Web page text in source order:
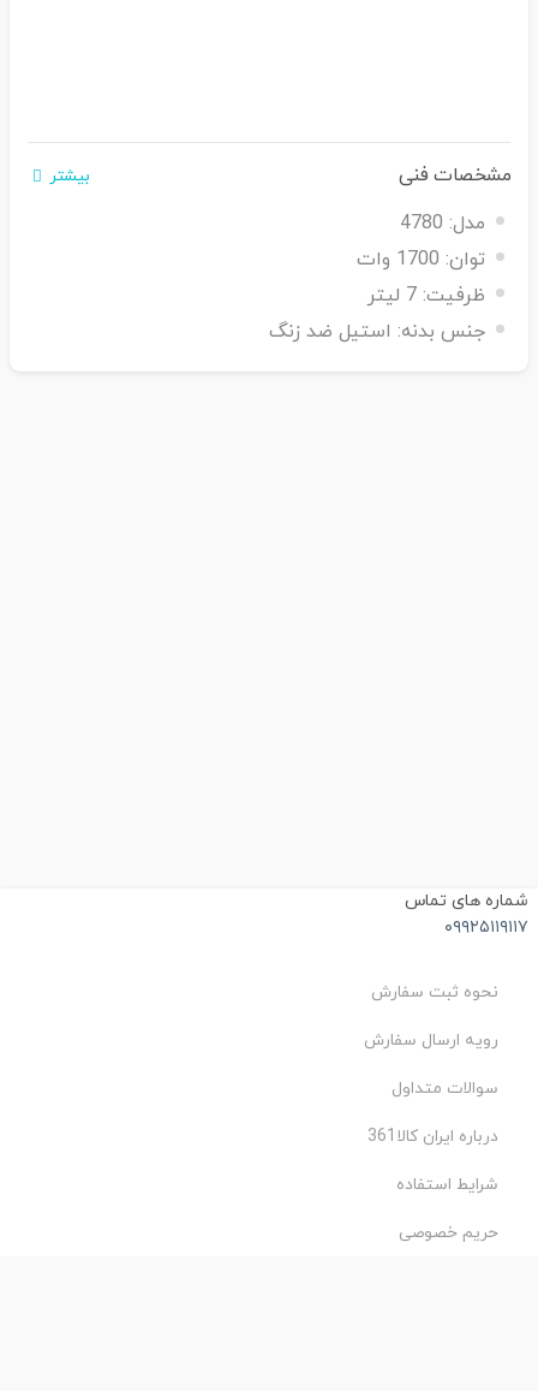
مشخصات فنی بیشتر
مدل: 4780
توان: 1700 وات
ظرفیت: 7 لیتر
جنس بدنه: استیل ضد زنگ
های تماس
نحوه ثبت سفارش
رویه ارسال سفارش
سوالات متداول
درباره ایران کالا361
شرایط استفاده
حریم خصوصی